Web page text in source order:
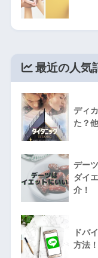
最近の人気
ディ
た？
デー
ダイ
介！
ドバ
方法！